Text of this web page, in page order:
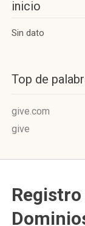
inicio
Sin dato
Top de
give.com
give